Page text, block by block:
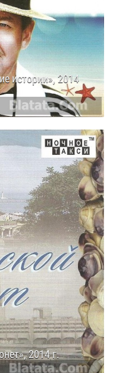
истории», 2014
2014 г.